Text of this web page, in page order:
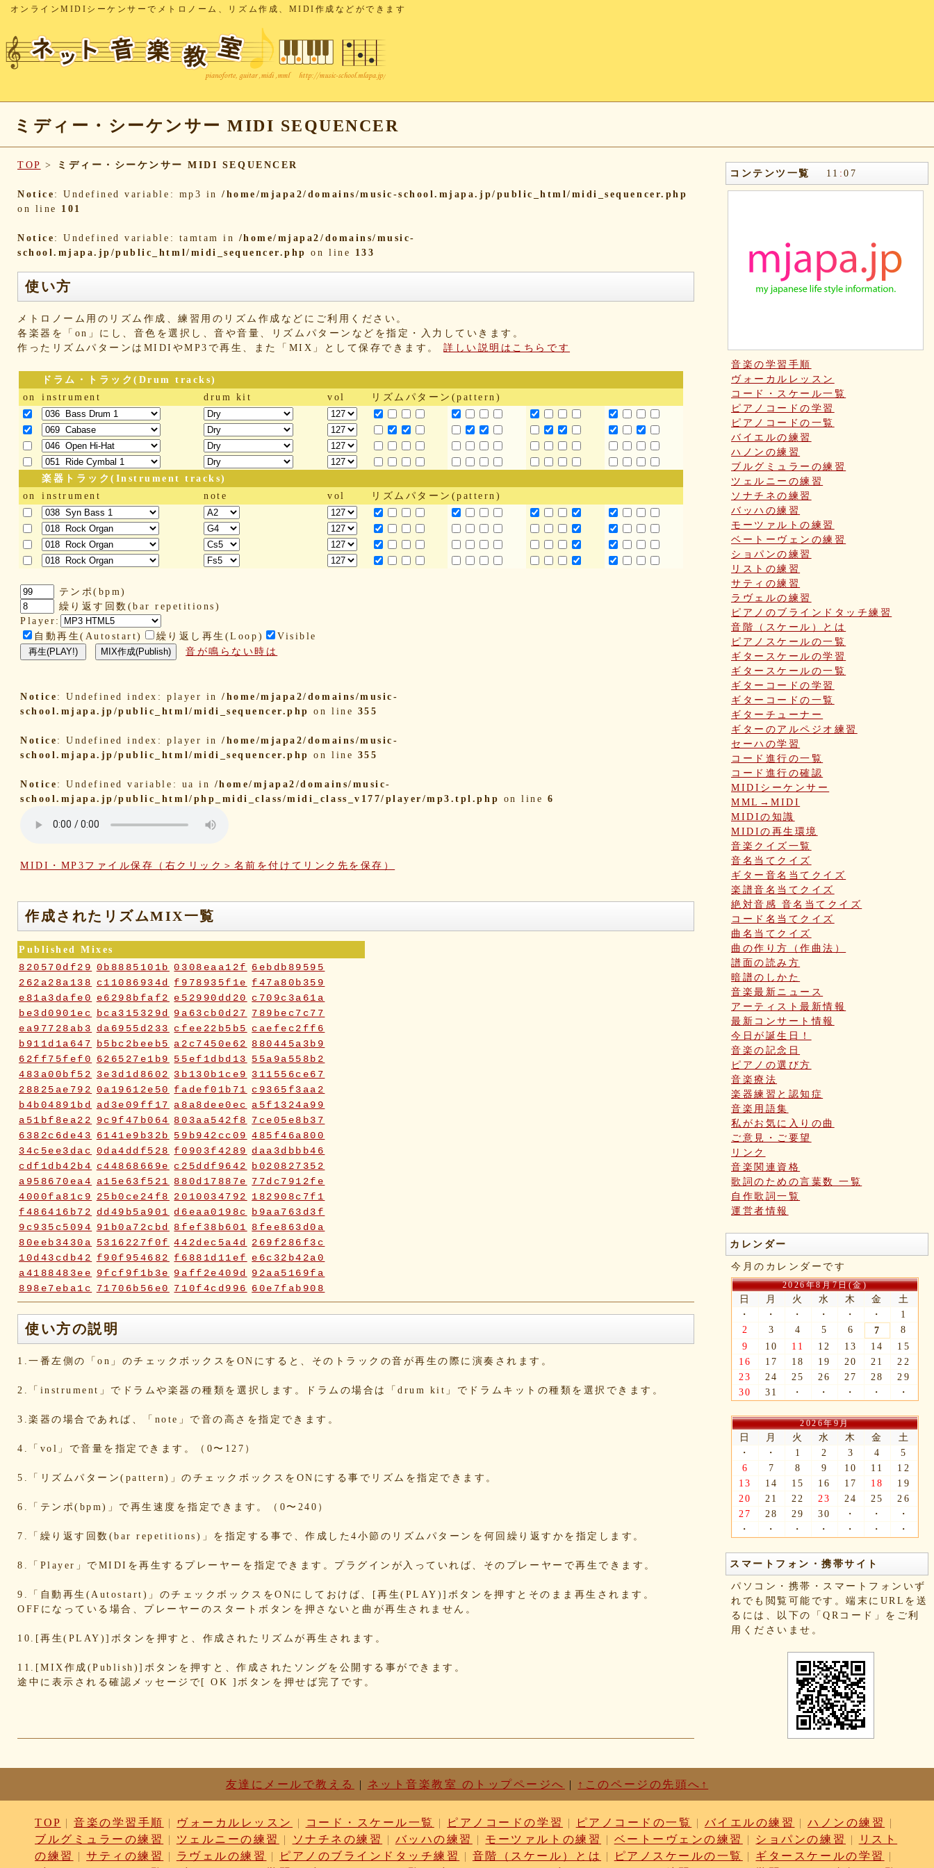
オンラインMIDIシーケンサーでメトロノーム、リズム作成、MIDI作成などができます
ミディー・シーケンサー MIDI SEQUENCER
TOP > ミディー・シーケンサー MIDI SEQUENCER
Notice : Undefined variable: mp3 in/home/mjapa2/domains/music-school.mjapa.jp/public_html/midi_sequencer.php
on line 101
Notice : Undefined variable: tamtam in /home/mjapa2/domains/music-
school.mjapa.jp/public_html/midi_sequencer.php on line 133
使い方
メトロノーム用のリズム作成、練習用のリズム作成などにご利用ください。
各楽器を「on」にし、音色を選択し、音や音量、リズムパターンなどを指定・入力していきます。
作ったリズムパターンはMIDIやMP3で再生、また「MIX」として保存できます。詳しい説明はこちらです
ドラム・トラック(Drum tracks)
on
instrument drum kit vol リズムパターン(pattern)
楽器トラック(Instrument tracks)
on
instrument note vol リズムパターン(pattern)
テンポ(bpm)
繰り返す回数(bar repetitions)
Player:
自動再生(Autostart)
繰り返し再生(Loop)
Visible
音が鳴らない時は
Notice : Undefined index: player in/home/mjapa2/domains/music-
school.mjapa.jp/public_html/midi_sequencer.php on line 355
Notice : Undefined index: player in/home/mjapa2/domains/music-
school.mjapa.jp/public_html/midi_sequencer.php on line 355
Notice : Undefined variable: ua in /home/mjapa2/domains/music-
school.mjapa.jp/public_html/php_midi_class/midi_class_v177/player/mp3.tpl.php on line 6
MIDI・MP3ファイル保存（右クリック＞名前を付けてリンク先を保存）
作成されたリズムMIX一覧
Published Mixes
820570df29 0b8885101b 0308eaa12f
6ebdb89595
262a28a138
c11086934d f978935f1e
f47a80b359
e81a3dafe0
e6298bfaf2 e52990dd20
c709c3a61a
be3d0901ec
bca315329d 9a63cb0d27
789bec7c77
ea97728ab3
da6955d233 cfee22b5b5
caefec2ff6
b911d1a647
b5bc2beeb5 a2c7450e62
880445a3b9
62ff75fef0
626527e1b9 55ef1dbd13
55a9a558b2
483a00bf52
3e3d1d8602 3b130b1ce9
311556ce67
28825ae792 0a19612e50 fadef01b71
c9365f3aa2
b4b04891bd
ad3e09ff17 a8a8dee0ec
a5f1324a99
a51bf8ea22
9c9f47b064 803aa542f8
7ce05e8b37
6382c6de43
6141e9b32b 59b942cc09 485f46a800
34c5ee3dac 0da4ddf528 f0903f4289
daa3dbbb46
cdf1db42b4
c44868669e c25ddf9642
b020827352
a958670ea4
a15e63f521 880d17887e
77dc7912fe
4000fa81c9
25b0ce24f8 2010034792
182908c7f1
f486416b72
dd49b5a901 d6eaa0198c
b9aa763d3f
9c935c5094
91b0a72cbd 8fef38b601
8fee863d0a
80eeb3430a
5316227f0f 442dec5a4d
269f286f3c
10d43cdb42
f90f954682 f6881d11ef
e6c32b42a0
a4188483ee
9fcf9f1b3e 9aff2e409d
92aa5169fa
898e7eba1c
71706b56e0 710f4cd996
60e7fab908
2fc2817e70 2fbd748ca9 2bc2c23116 18ae976a5f
0a5c7d06ca
072e6fe598
d6a569fc0b cd3dccbd2e
9519718cc1 8dbfbb62db 80769b257d
66befeb510
eb3fa731cd ca1398119b c8cb07711a ba23f8e41e
0ec360312d faa9413074 edf12ab6c3
dee16d27c4
b5b6539562
9fcce57df6 8b24beae51
856c39952d
8288cef79d 4c796286c6
1568abddff
0de2e30836 02998e587d
d5377cd92c
9ef6ebcac2 99ce8a767d 924d9cb69e 924420a7a3
5e80ad5293 5095988ef6 4b7930b4d0 2038b53613
d836b49a9d d76a3e8c23 b9fed15d2b
b38ab1d1b8
a01087c2be 83d205db59 8058ee16b9 6709558878
49f63675b9 15ebcaa807 f447739453
f1c0d3dc34
b0ebace0d4 aa7f949dad a558c898d9 6c1bd04085
e186dc0158 d654560420 c7b6a2d824 c2d4263ad3
b6a3ebae49
a1d5a5a815 8e583fa566 7ad1494187
a0d1cb27ad 89e6983403
6b9f362c23 4e887b24b9
d10d20337c bc4e86d124 a86454d5af
a21fbd24dc
8ea728273f
77fab01bea 73468471cf 086bf9fcae
f839ea6eb8 f59ab6f876 d4f92dc6f9
c81b0593c1
使い方の説明
1.一番左側の「on」のチェックボックスをONにすると、そのトラックの音が再生の際に演奏されます。
2.「instrument」でドラムや楽器の種類を選択します。ドラムの場合は「drum kit」でドラムキットの種類を選択できます。
3.楽器の場合であれば、「note」で音の高さを指定できます。
4.「vol」で音量を指定できます。（0〜127）
5.「リズムパターン(pattern)」のチェックボックスをONにする事でリズムを指定できます。
6.「テンポ(bpm)」で再生速度を指定できます。（0〜240）
7.「繰り返す回数(bar repetitions)」を指定する事で、作成した4小節のリズムパターンを何回繰り返すかを指定します。
8.「Player」でMIDIを再生するプレーヤーを指定できます。プラグインが入っていれば、そのプレーヤーで再生できます。
9.「自動再生(Autostart)」のチェックボックスをONにしておけば、[再生(PLAY)]ボタンを押すとそのまま再生されます。
OFFになっている場合、プレーヤーのスタートボタンを押さないと曲が再生されません。
10.[再生(PLAY)]ボタンを押すと、作成されたリズムが再生されます。
11.[MIX作成(Publish)]ボタンを押すと、作成されたソングを公開する事ができます。
途中に表示される確認メッセージで[ OK ]ボタンを押せば完了です。
コンテンツ一覧 11 :07
音楽の学習手順
ヴォーカルレッスン
コード・スケール一覧
ピアノコードの学習
ピアノコードの一覧
バイエルの練習
ハノンの練習
ブルグミュラーの練習
ツェルニーの練習
ソナチネの練習
バッハの練習
モーツァルトの練習
ベートーヴェンの練習
ショパンの練習
リストの練習
サティの練習
ラヴェルの練習
ピアノのブラインドタッチ練習
音階（スケール）とは
ピアノスケールの一覧
ギタースケールの学習
ギタースケールの一覧
ギターコードの学習
ギターコードの一覧
ギターチューナー
ギターのアルペジオ練習
セーハの学習
コード進行の一覧
コード進行の確認
MIDIシーケンサー
MML→MIDI
MIDIの知識
MIDIの再生環境
音楽クイズ一覧
音名当てクイズ
ギター音名当てクイズ
楽譜音名当てクイズ
絶対音感 音名当てクイズ
コード名当てクイズ
曲名当てクイズ
曲の作り方（作曲法）
譜面の読み方
暗譜のしかた
音楽最新ニュース
アーティスト最新情報
最新コンサート情報
今日が誕生日！
音楽の記念日
ピアノの選び方
音楽療法
楽器練習と認知症
音楽用語集
私がお気に入りの曲
ご意見・ご要望
リンク
音楽関連資格
歌詞のための言葉数 一覧
自作歌詞一覧
運営者情報
カレンダー
今月のカレンダーです
2026年8月7日(金)
日 月 火 水 木 金
土
・
・ ・ ・ ・ ・
1
2
3 4 5 6 7
8
9
10 11 12 13 14
15
16
17 18 19 20 21
22
23
24 25 26 27 28
29
30
31 ・ ・ ・ ・ ・
2026年9月
日 月 火 水 木 金
土
・
・ 1 2 3 4
5
6
7 8 9 10 11
12
13
14 15 16 17 18
19
20
21 22 23 24 25
26
27
28 29 30 ・ ・
・
・
・ ・ ・ ・ ・ ・
スマートフォン・携帯サイト
パソコン・携帯・スマートフォンいず
れでも閲覧可能です。端末にURLを送
るには、以下の「QRコード」をご利
用くださいませ。
友達にメールで教える | ネット音楽教室 のトップページへ | ↑このページの先頭へ↑
TOP |音楽の学習手順 | ヴォーカルレッスン | コード・スケール一覧 | ピアノコードの学習 | ピアノコードの一覧 | バイエルの練習 |ハノンの練習
|
ブルグミュラーの練習
| ツェルニーの練習 | ソナチネの練習 | バッハの練習 | モーツァルトの練習 | ベートーヴェンの練習 | ショパンの練習 |
リスト
の練習
|サティの練習 | ラヴェルの練習 | ピアノのブラインドタッチ練習 | 音階（スケール）とは | ピアノスケールの一覧 | ギタースケールの学習
|